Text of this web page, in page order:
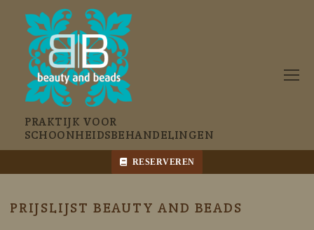
inhoud
springen
PRAKTIJK VOOR
SCHOONHEIDSBEHANDELINGEN
RESERVEREN
PRIJSLIJST BEAUTY AND BEADS